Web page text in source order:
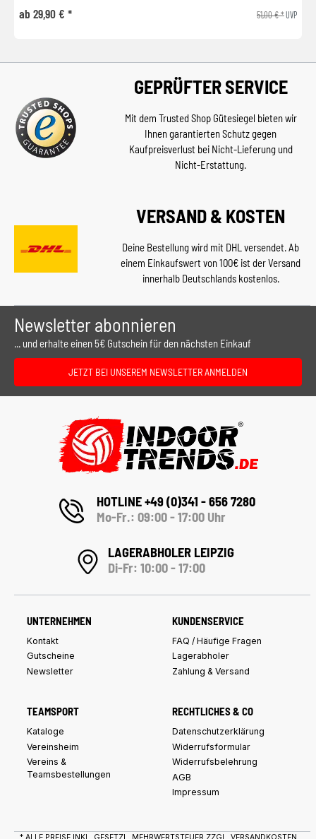
ab 29,90 € * 51,00 € *UVP
GEPRÜFTER SERVICE
Mit dem Trusted Shop Gütesiegel bieten wir
Ihnen garantierten Schutz gegen
Kaufpreisverlust bei Nicht-Lieferung und
Nicht-Erstattung.
VERSAND & KOSTEN
Deine Bestellung wird mit DHL versendet. Ab
einem Einkaufswert von 100€ ist der Versand
innerhalb Deutschlands kostenlos.
Newsletter abonnieren
... und erhalte einen 5€ Gutschein für den nächsten Einkauf
JETZT BEI UNSEREM NEWSLETTER ANMELDEN
HOTLINE +49 (0)341 - 656 7280
Mo-Fr.: 09:00 - 17:00 Uhr
LAGERABHOLER LEIPZIG
Di-Fr: 10:00 - 17:00
UNTERNEHMEN
Kontakt
Gutscheine
Newsletter
KUNDENSERVICE
FAQ / Häufige Fragen
Lagerabholer
Zahlung & Versand
TEAMSPORT
Kataloge
Vereinsheim
Vereins &
Teamsbestellungen
RECHTLICHES & CO
Datenschutzerklärung
Widerrufsformular
Widerrufsbelehrung
AGB
Impressum